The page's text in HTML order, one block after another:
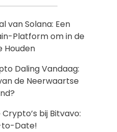
van Solana: Een
Platform om in de
Houden
Daling Vandaag:
de Neerwaartse
bij Bitvavo:
to-Date!